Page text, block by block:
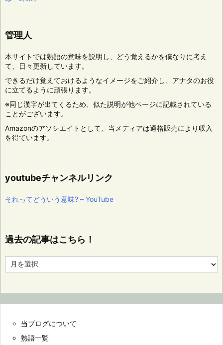
管理人
本サイトでは熟語の意味を説明し、どう覚えるかを僕なりに考え
て、日々更新しています。
できるだけ覚えておけるようなイメージをご紹介し、アナタのお役
に立てるように頑張ります。
※同じ漢字が出てくるため、似た説明が他ページに記載されている
ことがございます。
Amazonのアソシエイトとして、当メディアは適格販売により収入
を得ています。
youtubeチャンネルリンク
それってどういう意味? – YouTube
過去の記事はこちら！
去
ら！
当ブログについて
熟語一覧